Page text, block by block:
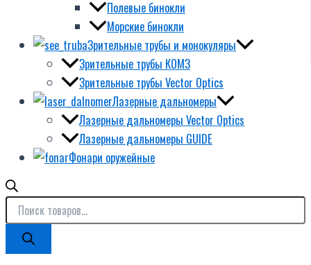
Полевые бинокли
Морские бинокли
Зрительные трубы и монокуляры
Зрительные трубы КОМЗ
Зрительные трубы Vector Optics
Лазерные дальномеры
Лазерные дальномеры Vector Optics
Лазерные дальномеры GUIDE
Фонари оружейные